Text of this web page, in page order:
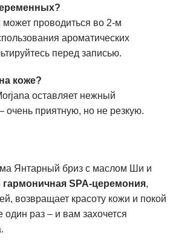
проводиться во 2-м
ароматических
перед записью.
коже?
оставляет нежный
приятную, но не резкую.
Янтарный бриз с маслом Ши и
гармоничная SPA-церемония,
возвращает красоту кожи и покой
раз – и вам захочется